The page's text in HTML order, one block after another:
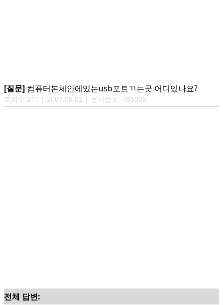
[질문] 컴퓨터본체안에있는usb포트ㄲ는곳 어디있나요?
조회수 211 | 2007.08.02 | 문서번호: 495000
전체 답변: